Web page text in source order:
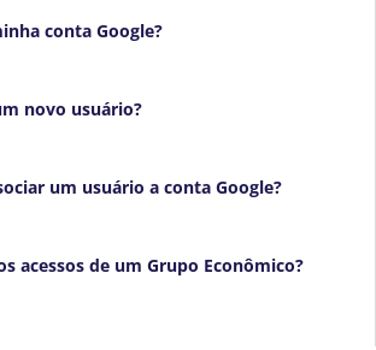
conta Google?
novo usuário?
um usuário a conta Google?
acessos de um Grupo Econômico?